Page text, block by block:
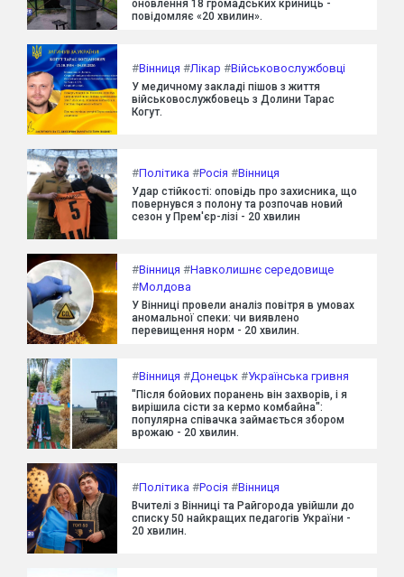
оновлення 18 громадських криниць -
повідомляє «20 хвилин».
#Вінниця #Лікар #Військовослужбовці
У медичному закладі пішов з життя
військовослужбовець з Долини Тарас
Когут.
#Політика #Росія #Вінниця
Удар стійкості: оповідь про захисника, що
повернувся з полону та розпочав новий
сезон у Прем'єр-лізі - 20 хвилин
#Вінниця #Навколишнє середовище
#Молдова
У Вінниці провели аналіз повітря в умовах
аномальної спеки: чи виявлено
перевищення норм - 20 хвилин.
#Вінниця #Донецьк #Українська гривня
"Після бойових поранень він захворів, і я
вирішила сісти за кермо комбайна":
популярна співачка займається збором
врожаю - 20 хвилин.
#Політика #Росія #Вінниця
Вчителі з Вінниці та Райгорода увійшли до
списку 50 найкращих педагогів України -
20 хвилин.